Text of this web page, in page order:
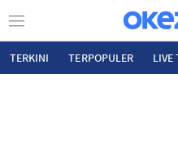
TERKINI TERPOPULER LIVE